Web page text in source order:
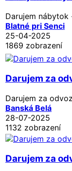
Darujem
Blatné pri Senci
25-04-2025
1869 zobrazení
Darujem za
Darujem za
Banská Belá
28-07-2025
1132 zobrazení
Darujem za